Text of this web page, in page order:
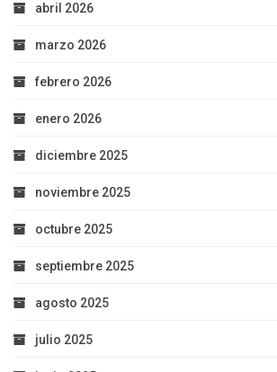
abril 2026
marzo 2026
febrero 2026
enero 2026
diciembre 2025
noviembre 2025
octubre 2025
septiembre 2025
agosto 2025
julio 2025